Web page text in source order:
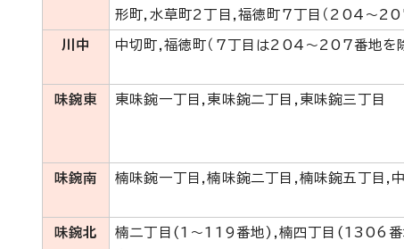
形町,水草町2丁目,福徳町7丁目（204～
川中 中切町,福徳町（7丁目は204～207番地を除
味鋺東 東味鋺一丁目,東味鋺二丁目,東味鋺三丁目
味鋺南 楠味鋺一丁目,楠味鋺二丁目,楠味鋺五丁目,
味鋺北
楠二丁目(1～119番地),楠四丁目(1306番